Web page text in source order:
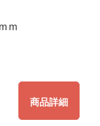
商品詳細